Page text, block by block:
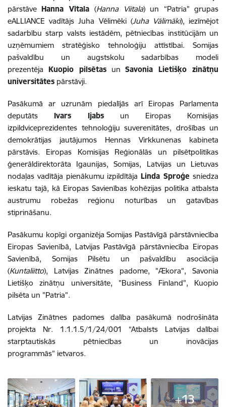
pārstāveHanna Vītala(Hanna Viitala) un “Patria” grupas
eALLIANCE vadītājs Juha Vēlimēki (Juha Välimäki), iezīmējot
sadarbību starp valsts iestādēm, pētniecības institūcijām un
uzņēmumiem stratēģisko tehnoloģiju attīstībai. Somijas
pašvaldību un augstskolu sadarbības modeli
prezentēja Kuopio pilsētasunSavonia Lietišķo zinātņu
universitātes pārstāvji.
Pasākumā ar uzrunām piedalījās arī Eiropas Parlamenta
deputāts Ivars Ijabs un Eiropas Komisijas
izpildviceprezidentes tehnoloģiju suverenitātes, drošības un
demokrātijas jautājumos Hennas Virkkunenas kabineta
pārstāvis. Eiropas Komisijas Reģionālās un pilsētpolitikas
ģenerāldirektorāta Igaunijas, Somijas, Latvijas un Lietuvas
nodaļas vadītāja pienākumu izpildītājaLinda Sproģe sniedza
ieskatu tajā, kā Eiropas Savienības kohēzijas politika atbalsta
austrumu robežas reģionu noturības un gatavības
stiprināšanu.
Pasākumu kopīgi organizēja Somijas Pastāvīgā pārstāvniecība
Eiropas Savienībā, Latvijas Pastāvīgā pārstāvniecība Eiropas
Savienībā, Somijas Pilsētu un pašvaldību asociācija
(Kuntaliitto), Latvijas Zinātnes padome, "Ækora", Savonia
Lietišķo zinātņu universitāte, "Business Finland", Kuopio
pilsēta un "Patria".
Latvijas Zinātnes padomes dalība pasākumā nodrošināta
projekta Nr. 1.1.1.5/1/24/001 “Atbalsts Latvijas dalībai
starptautiskās pētniecības un inovācijas
programmās” ietvaros.
+13